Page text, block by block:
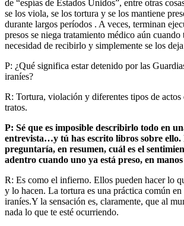
de “espías de Estados Unidos”, entre otras
se los viola, se los tortura y se los mantiene
durante largos períodos . A veces, terminan
presos se niega tratamiento médico aún cuando
necesidad de recibirlo y simplemente se los
P: ¿Qué significa estar detenido por las
iraníes?
R: Tortura, violación y diferentes tipos de actos
tratos.
P: Sé que es imposible describirlo todo en
entrevista…y tú has escrito libros sobre ello.
preguntaría, en resumen, cuál es el
adentro cuando uno ya está preso, en
R: Es como el infierno. Ellos pueden hacer lo
y lo hacen. La tortura es una práctica común en
iraníes.Y la sensación es, claramente, que al
nada lo que te esté ocurriendo.